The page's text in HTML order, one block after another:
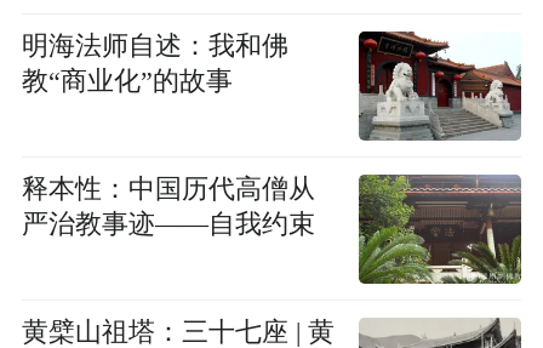
明海法师自述：我和佛
教“商业化”的故事
释本性：中国历代高僧从
严治教事迹——自我约束
黄檗山祖塔：三十七座 | 黄